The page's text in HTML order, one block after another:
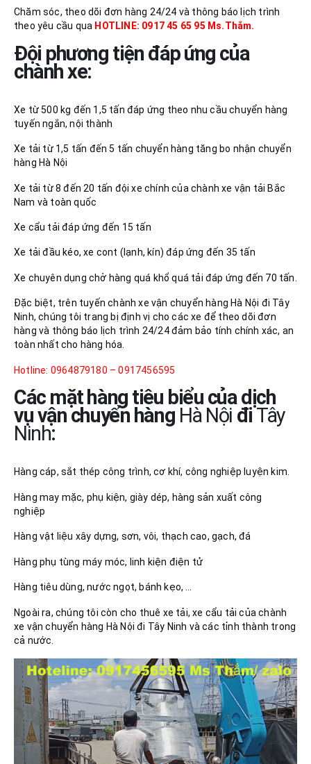
Chăm sóc, theo dõi đơn hàng 24/24 và thông báo lịch trình
theo yêu cầu qua HOTLINE: 0917 45 65 95 Ms.Thắm.
Đội phương tiện đáp ứng của
chành xe:
Xe từ 500 kg đến 1,5 tấn đáp ứng theo nhu cầu chuyển hàng
tuyến ngắn, nội thành
Xe tải từ 1,5 tấn đến 5 tấn chuyển hàng tăng bo nhận chuyển
hàng Hà Nội
Xe tải từ 8 đến 20 tấn đội xe chính của chành xe vận tải Bắc
Nam và toàn quốc
Xe cẩu tải đáp ứng đến 15 tấn
Xe tải đầu kéo, xe cont (lạnh, kín) đáp ứng đến 35 tấn
Xe chuyên dụng chở hàng quá khổ quá tải đáp ứng đến 70 tấn.
Đặc biệt, trên tuyến chành xe vận chuyển hàng Hà Nội đi Tây
Ninh, chúng tôi trang bị định vị cho các xe để theo dõi đơn
hàng và thông báo lịch trình 24/24 đảm bảo tính chính xác, an
toàn nhất cho hàng hóa.
Hotline: 0964879180 – 0917456595
Các mặt hàng tiêu biểu của dịch
vụ vận chuyển hàng Hà Nội điTây
Ninh:
Hàng cáp, sắt thép công trình, cơ khí, công nghiệp luyện kim.
Hàng may mặc, phụ kiện, giày dép, hàng sản xuất công
nghiệp
Hàng vật liệu xây dựng, sơn, vôi, thạch cao, gạch, đá
Hàng phụ tùng máy móc, linh kiện điện tử
Hàng tiêu dùng, nước ngọt, bánh kẹo, …
Ngoài ra, chúng tôi còn cho thuê xe tải, xe cẩu tải của chành
xe vận chuyển hàng Hà Nội đi Tây Ninh và các tỉnh thành trong
cả nước.